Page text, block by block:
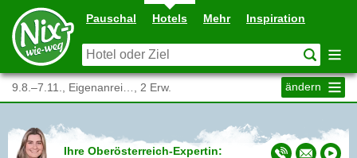
Pauschal Hotels Mehr Inspiration
9.8.–7.11., Eigenanrei…, 2 Erw. ändern
Ihre Oberösterreich-Expertin: